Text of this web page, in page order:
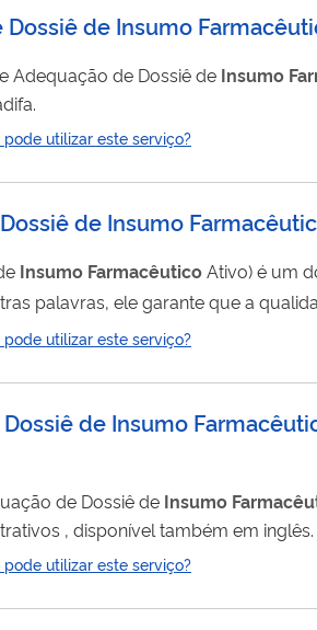
de Insumo
Adequação de Dossiê de Insumo
pode utilizar este serviço?
de Insumo
Insumo FarmacêuticoAtivo) é um
palavras, ele garante que a
aprovação de registro ou pós-
pode utilizar este serviço?
de Insumo
de Dossiê de Insumo
, disponível também em inglês.
pode utilizar este serviço?